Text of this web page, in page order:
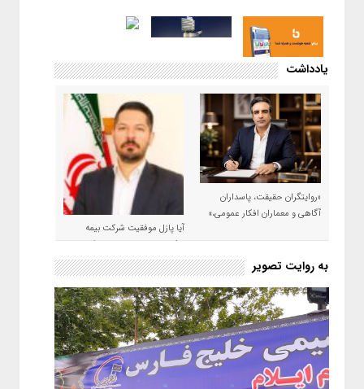
یادداشت
«روایتگران حقیقت، پاسداران
آگاهی و معماران افکار عمومی،»
آیا پازل موفقیت شرکت بیمه
حکمت صبا در سال ۱۴۰۵ کامل می
شود؟!
به روایت تصویر